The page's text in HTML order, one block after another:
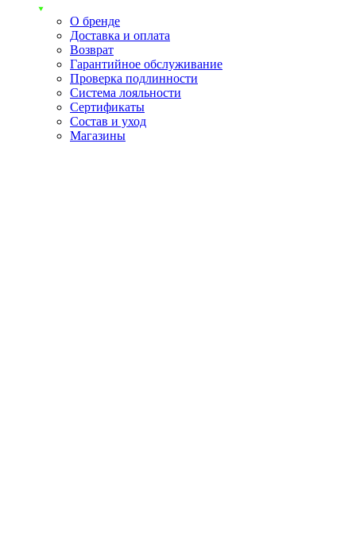
О бренде
Доставка и оплата
Возврат
Гарантийное обслуживание
Проверка подлинности
Система лояльности
Сертификаты
Состав и уход
Магазины